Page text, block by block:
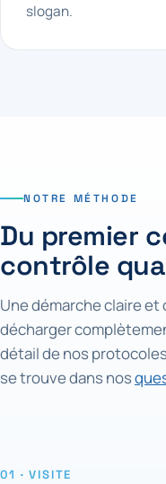
slogan.
NOTRE MÉTHODE
Du premier
contrôle
Une démarche claire
décharger
détail de nos
se trouve dans nos
01 · VISITE